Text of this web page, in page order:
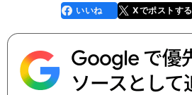
faceboo
k
いいね Xでポストする
line